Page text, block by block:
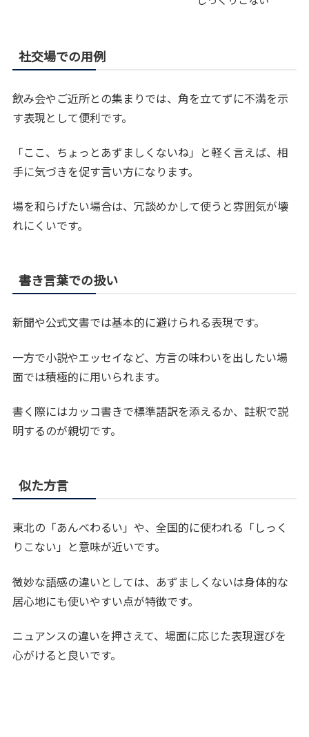
社交場での用例
飲み会やご近所との集まりでは、角を立てずに不満を示
す表現として便利です。
「ここ、ちょっとあずましくないね」と軽く言えば、相
手に気づきを促す言い方になります。
場を和らげたい場合は、冗談めかして使うと雰囲気が壊
れにくいです。
書き言葉での扱い
新聞や公式文書では基本的に避けられる表現です。
一方で小説やエッセイなど、方言の味わいを出したい場
面では積極的に用いられます。
書く際にはカッコ書きで標準語訳を添えるか、註釈で説
明するのが親切です。
似た方言
東北の「あんべわるい」や、全国的に使われる「しっく
りこない」と意味が近いです。
微妙な語感の違いとしては、あずましくないは身体的な
居心地にも使いやすい点が特徴です。
ニュアンスの違いを押さえて、場面に応じた表現選びを
心がけると良いです。